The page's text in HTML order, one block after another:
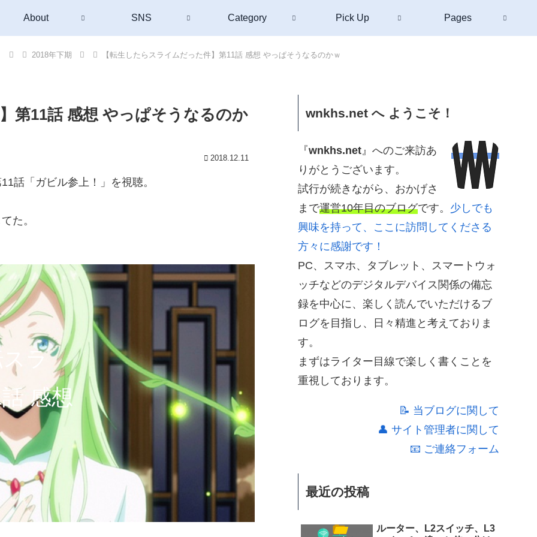
About SNS Category Pick Up Pages
2018年下期 【転生したらスライムだった件】第11話 感想 やっぱそうなるのかｗ
第11話 感想 やっぱそうなるのか
2018.12.11
話「ガビル参上！」を視聴。
た。
ラ
感想
wnkhs.net へ ようこそ！
『wnkhs.net 』へのご来訪あ
りがとうございます。
試行が続きながら、おかげさ
まで運営10年目のブログです。 少しでも
興味を持って、ここに訪問してくださる
方々に感謝です！
PC、スマホ、タブレット、スマートウォ
ッチなどのデジタルデバイス関係の備忘
録を中心に、楽しく読んでいただけるブ
ログを目指し、日々精進と考えておりま
す。
まずはライター目線で楽しく書くことを
重視しております。
📝 当ブログに関して
👤 サイト管理者に関して
📧 ご連絡フォーム
最近の投稿
ルーター、L2スイッチ、L3